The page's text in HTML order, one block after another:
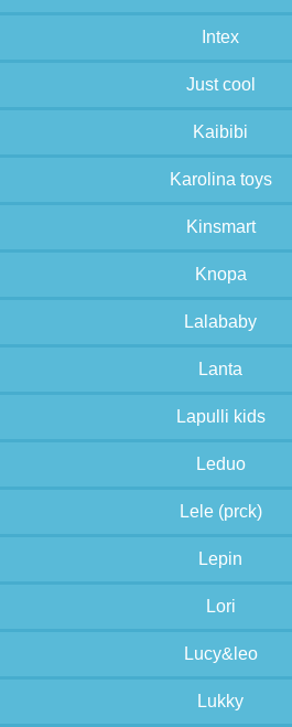
Intex
Just cool
Kaibibi
Karolina toys
Kinsmart
Knopa
Lalababy
Lanta
Lapulli kids
Leduo
Lele (prck)
Lepin
Lori
Lucy&leo
Lukky